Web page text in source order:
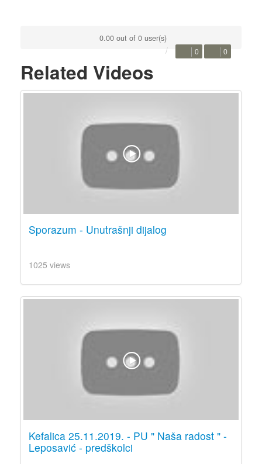
0.00 out of 0 user(s)
0 0
Related Videos
Sporazum - Unutrašnji dijalog
1025 views
Kefalica 25.11.2019. - PU " Naša radost " -
Leposavić - predškolci